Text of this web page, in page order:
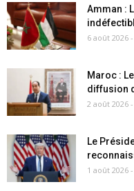
Amman :
6 août 2026
Maroc :
diffusion
2 août 2026
Le
1 août 2026